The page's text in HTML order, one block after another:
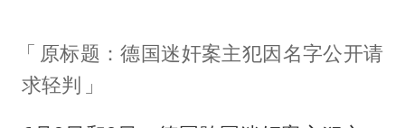
国足U17与阿森纳决赛取消 并列冠军
原标题：德国迷奸案主犯因名字公开请
求轻判